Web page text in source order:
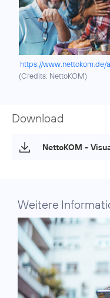
https://www.nettokom.de/
(Credits: NettoKOM)
Download
NettoKOM -
Weitere